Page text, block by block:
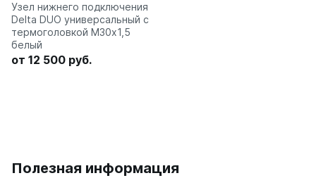
Узел нижнего подключения
Delta DUO универсальный с
термоголовкой М30х1,5
белый
от 12 500 руб.
Полезная информация